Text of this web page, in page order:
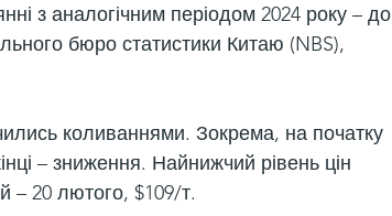
з аналогічним періодом 2024 року – до
бюро статистики Китаю (NBS),
коливаннями. Зокрема, на початку
– зниження. Найнижчий рівень цін
– 20 лютого, $109/т.